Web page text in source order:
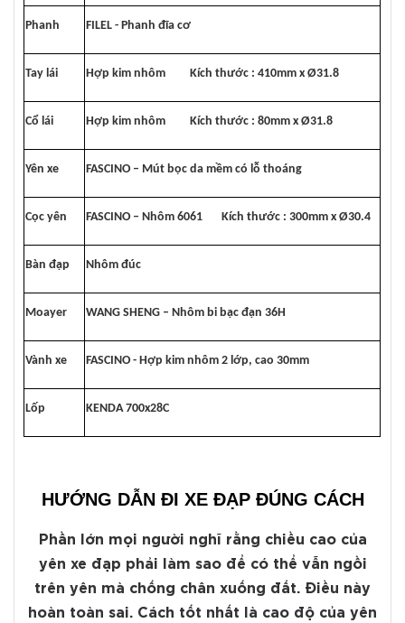
Phanh FILEL - Phanh đĩa cơ
Tay lái Hợp kim nhôm Kích thước : 410mm x Ø31.8
Cổ lái Hợp kim nhôm Kích thước : 80mm x Ø31.8
Yên xe FASCINO – Mút bọc da mềm có lỗ thoáng
Cọc yên FASCINO – Nhôm 6061 Kích thước : 300mm x Ø30.4
Bàn đạp Nhôm đúc
Moayer WANG SHENG – Nhôm bi bạc đạn 36H
Vành xe FASCINO - Hợp kim nhôm 2 lớp, cao 30mm
Lốp KENDA 700x28C
HƯỚNG DẪN ĐI XE ĐẠP ĐÚNG CÁCH
Phần lớn mọi người nghĩ rằng chiều cao của
yên xe đạp phải làm sao để có thể vẫn ngồi
trên yên mà chống chân xuống đất. Điều này
hoàn toàn sai. Cách tốt nhất là cao độ của yên